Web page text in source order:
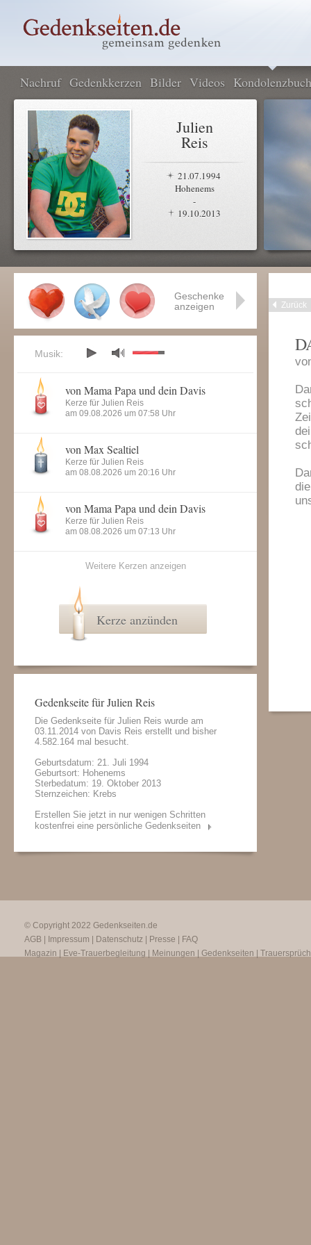
Nachruf Gedenkkerzen Bilder Videos Kondolenzbuch
Julien
Reis
21.07.1994
Hohenems
-
19.10.2013
Zurück
Geschenke
anzeigen
Musik:
von Mama Papa und dein Davis
Kerze für Julien Reis
am 09.08.2026 um 07:58 Uhr
von Max Sealtiel
Kerze für Julien Reis
am 08.08.2026 um 20:16 Uhr
von Mama Papa und dein Davis
Kerze für Julien Reis
am 08.08.2026 um 07:13 Uhr
Weitere Kerzen anzeigen
Kerze anzünden
Gedenkseite für Julien Reis
Die Gedenkseite für Julien Reis wurde am
03.11.2014 von Davis Reis erstellt und bisher
4.582.164 mal besucht.
Geburtsdatum: 21. Juli 1994
Geburtsort: Hohenems
Sterbedatum: 19. Oktober 2013
Sternzeichen: Krebs
Erstellen Sie jetzt in nur wenigen Schritten
kostenfrei eine persönliche Gedenkseiten
© Copyright 2022 Gedenkseiten.de
AGB
Impressum Datenschutz Presse
FAQ
Magazin
Eve-Trauerbegleitung Meinungen Gedenkseiten